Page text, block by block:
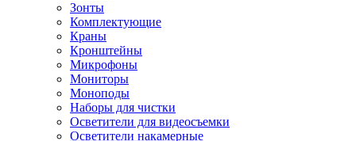
Зонты
Комплектующие
Краны
Кронштейны
Микрофоны
Мониторы
Моноподы
Наборы для чистки
Осветители для видеосъемки
Осветители накамерные